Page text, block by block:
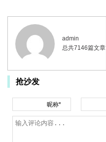
admin
总共7146篇文章
抢沙发
昵称*